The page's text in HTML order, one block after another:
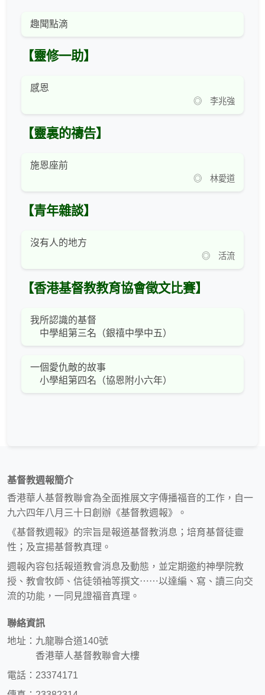
趣聞點滴
【靈修一助】
感恩
◎ 李兆強
【靈裏的禱告】
施恩座前
◎ 林愛道
【青年雜談】
沒有人的地方
◎ 活流
【香港基督教教育協會徵文比賽】
我所認識的基督
中學組第三名（銀禧中學中五）
一個愛仇敵的故事
小學組第四名（協恩附小六年）
基督教週報簡介
香港華人基督教聯會為全面推展文字傳播福音的工作，自一
九六四年八月三十日創辦《基督教週報》。
《基督教週報》的宗旨是報道基督教消息；培育基督徒靈
性；及宣揚基督教真理。
週報內容包括報道教會消息及動態，並定期邀約神學院教
授、教會牧師、信徒領袖等撰文⋯⋯以達編、寫、讀三向交
流的功能，一同見證福音真理。
聯絡資訊
地址：九龍聯合道140號
香港華人基督教聯會大樓
電話：23374171